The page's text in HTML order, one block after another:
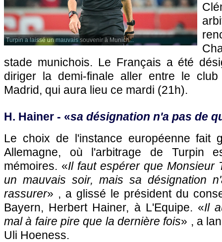
Turpin a laissé un mauvais souvenir à Munich...
stade munichois. Le Français a été
diriger la demi-finale aller entre le
Madrid, qui aura lieu ce mardi (21h).
H. Hainer - «sa désignation n'a pas de
Le choix de l'instance européenne fait
Allemagne, où l'arbitrage de Turpin
mémoires. «Il faut espérer que Monsieur
un mauvais soir, mais sa désignation
rassurer» , a glissé le président du
Bayern, Herbert Hainer, à L'Equipe. «Il
mal à faire pire que la dernière fois» , a
Uli Hoeness.